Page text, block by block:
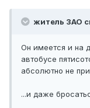
житель ЗАО
Он имеется и на
автобусе
абсолютно не
...и даже